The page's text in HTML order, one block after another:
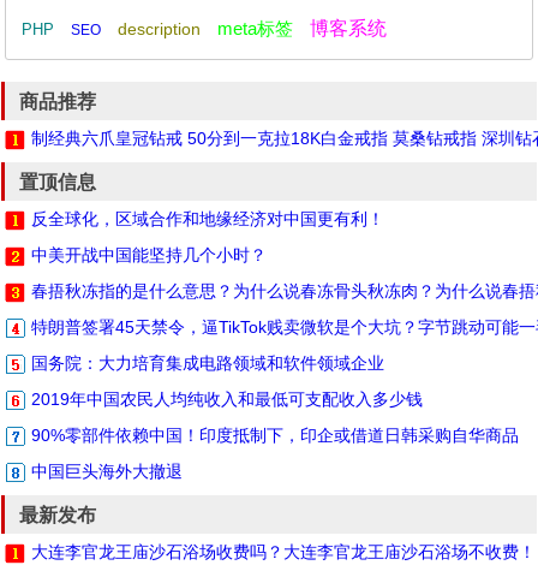
PHP SEO description meta标签 博客系统
商品推荐
制经典六爪皇冠钻戒 50分到一克拉18K白金戒指 莫桑钻戒指 深圳钻
置顶信息
反全球化，区域合作和地缘经济对中国更有利！
中美开战中国能坚持几个小时？
春捂秋冻指的是什么意思？为什么说春冻骨头秋冻肉？为什么说春
特朗普签署45天禁令，逼TikTok贱卖微软是个大坑？字节跳动可能
国务院：大力培育集成电路领域和软件领域企业
2019年中国农民人均纯收入和最低可支配收入多少钱
90%零部件依赖中国！印度抵制下，印企或借道日韩采购自华商品
中国巨头海外大撤退
最新发布
大连李官龙王庙沙石浴场收费吗？大连李官龙王庙沙石浴场不收费！